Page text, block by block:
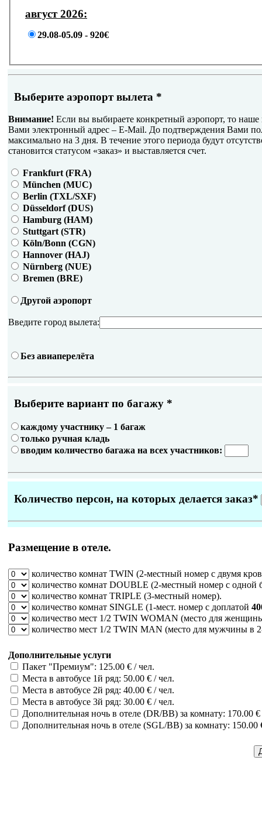
август 2026:
29.08-05.09 - 920€
Выберите аэропорт вылета *
Внимание! Если вы выбираете конкретный аэропорт, то
Вами электронный адрес – E-Mail. До подтверждения Вами
максимально на 3 дня. В течение этого периода будут
становится статусом «заказ» и выставляется счет.
Frankfurt (FRA)
München (MUC)
Berlin (TXL/SXF)
Düsseldorf (DUS)
Hamburg (HAM)
Stuttgart (STR)
Köln/Bonn (CGN)
Hannover (HAJ)
Nürnberg (NUE)
Bremen (BRE)
Другой аэропорт
Введите город вылета:
Без авиаперелёта
Выберите вариант по багажу *
каждому участнику – 1 багаж
только ручная кладь
вводим количество багажа на всех участников:
Количество персон, на которых делается заказ*
Размещение в отеле.
количество комнат TWIN (2-местный номер с двумя
количество комнат DOUBLE (2-местный номер с одной
количество комнат TRIPLE (3-местный номер).
количество комнат SINGLE (1-мест. номер c доплатой
количество мест 1/2 TWIN WOMAN (место для
количество мест 1/2 TWIN MAN (место для мужчины в
Дополнительные услуги
Пакет "Премиум": 125.00 € / чел.
Места в автобусе 1й ряд: 50.00 € / чел.
Места в автобусе 2й ряд: 40.00 € / чел.
Места в автобусе 3й ряд: 30.00 € / чел.
Дополнительная ночь в отеле (DR/BB) за комнату: 170.00 €
Дополнительная ночь в отеле (SGL/BB) за комнату: 150.00